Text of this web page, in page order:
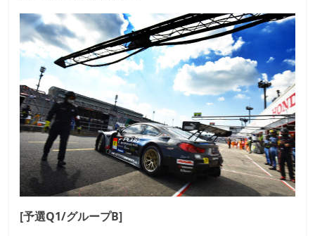
[予選Q1/グループB]